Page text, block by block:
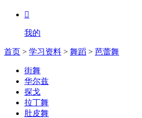

我的
首页 > 学习资料 > 舞蹈 > 芭蕾舞
街舞
华尔兹
探戈
拉丁舞
肚皮舞